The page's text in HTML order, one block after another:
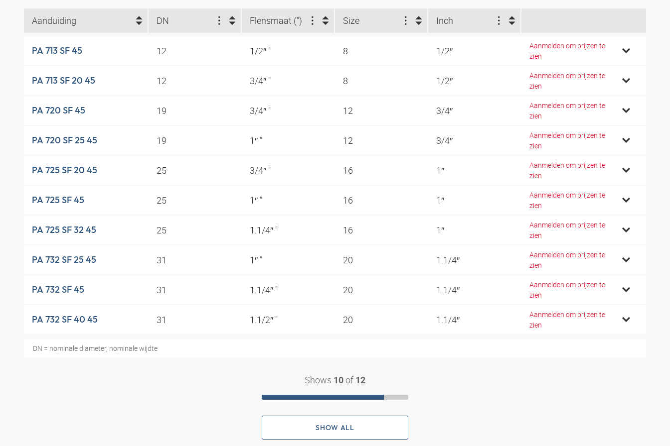
Aanduiding DN Flensmaat (") Size Inch
PA 713 SF 45 12 1/2″ " 8 1/2″
Aanmelden om prijzen te
zien
PA 713 SF 20 45 12 3/4″ " 8 1/2″
Aanmelden om prijzen te
zien
PA 720 SF 45 19 3/4″ " 12 3/4″
Aanmelden om prijzen te
zien
PA 720 SF 25 45 19 1″ " 12 3/4″
Aanmelden om prijzen te
zien
PA 725 SF 20 45 25 3/4″ " 16 1″
Aanmelden om prijzen te
zien
PA 725 SF 45 25 1″ " 16 1″
Aanmelden om prijzen te
zien
PA 725 SF 32 45 25 1.1/4″ " 16 1″
Aanmelden om prijzen te
zien
PA 732 SF 25 45 31 1″ " 20 1.1/4″
Aanmelden om prijzen te
zien
PA 732 SF 45 31 1.1/4″ " 20 1.1/4″
Aanmelden om prijzen te
zien
PA 732 SF 40 45 31 1.1/2″ " 20 1.1/4″
Aanmelden om prijzen te
zien
DN = nominale diameter, nominale wijdte
Shows 10 of 12
SHOW ALL